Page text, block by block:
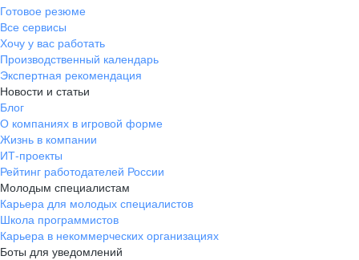
Готовое резюме
Все сервисы
Хочу у вас работать
Производственный календарь
Экспертная рекомендация
Новости и статьи
Блог
О компаниях в игровой форме
Жизнь в компании
ИТ-проекты
Рейтинг работодателей России
Молодым специалистам
Карьера для молодых специалистов
Школа программистов
Карьера в некоммерческих организациях
Боты для уведомлений